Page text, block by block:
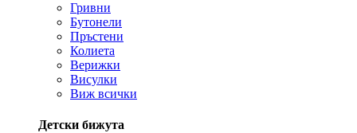
Гривни
Бутонели
Пръстени
Колиета
Верижки
Висулки
Виж всички
Детски бижута